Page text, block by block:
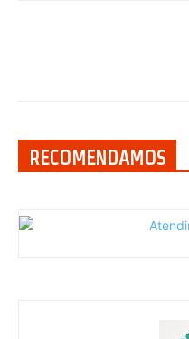
RECOMENDAMOS